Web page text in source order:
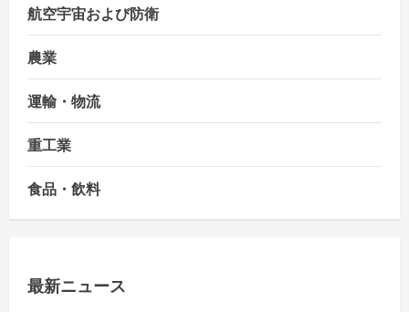
航空宇宙および防衛
農業
運輸・物流
重工業
食品・飲料
最新ニュース